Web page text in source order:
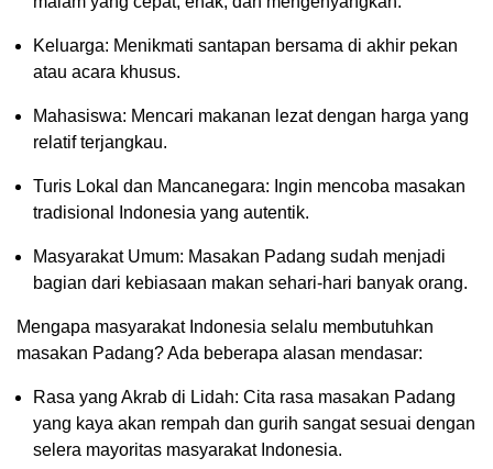
Keluarga: Menikmati santapan bersama di akhir pekan
atau acara khusus.
Mahasiswa: Mencari makanan lezat dengan harga yang
relatif terjangkau.
Turis Lokal dan Mancanegara: Ingin mencoba masakan
tradisional Indonesia yang autentik.
Masyarakat Umum: Masakan Padang sudah menjadi
bagian dari kebiasaan makan sehari-hari banyak orang.
Mengapa masyarakat Indonesia selalu membutuhkan
masakan Padang? Ada beberapa alasan mendasar:
Rasa yang Akrab di Lidah: Cita rasa masakan Padang
yang kaya akan rempah dan gurih sangat sesuai dengan
selera mayoritas masyarakat Indonesia.